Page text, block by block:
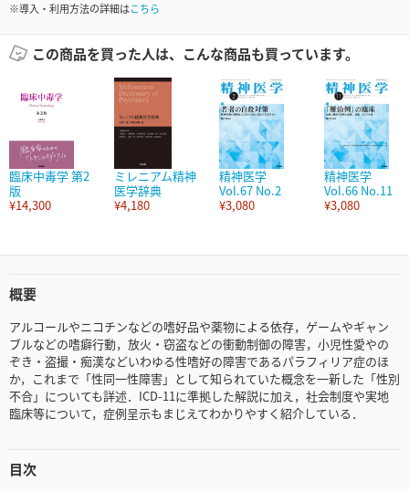
※導入・利用方法の詳細はこちら
この商品を買った人は、こんな商品も買っています。
臨床中毒学 第2
版
¥14,300
ミレニアム精神
医学辞典
¥4,180
精神医学
Vol.67 No.2
¥3,080
精神医学
Vol.66 No.11
¥3,080
概要
アルコールやニコチンなどの嗜好品や薬物による依存，ゲームやギャン
ブルなどの嗜癖行動，放火・窃盗などの衝動制御の障害，小児性愛やの
ぞき・盗撮・痴漢などいわゆる性嗜好の障害であるパラフィリア症のほ
か，これまで「性同一性障害」として知られていた概念を一新した「性別
不合」についても詳述．ICD-11に準拠した解説に加え，社会制度や実地
臨床等について，症例呈示もまじえてわかりやすく紹介している．
目次